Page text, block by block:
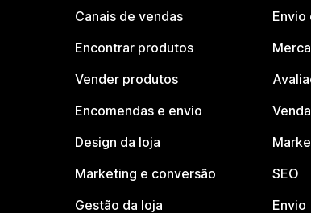
Canais de vendas
Encontrar produtos
Vender produtos
Encomendas e envio
Design da loja
Marketing e conversão
Gestão da loja
Envio
SEO
Envio